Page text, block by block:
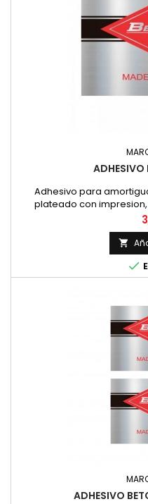
ADHESIVO
Adhesivo para
plateado con impresion,


ADHESIVO